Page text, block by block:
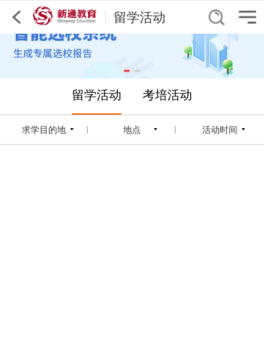
留学活动
留学活动 考培活动
求学目的地 地点 活动时间